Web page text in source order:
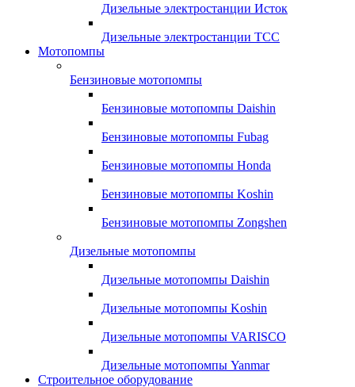
Дизельные электростанции Исток
Дизельные электростанции ТСС
Мотопомпы
Бензиновые мотопомпы
Бензиновые мотопомпы Daishin
Бензиновые мотопомпы Fubag
Бензиновые мотопомпы Honda
Бензиновые мотопомпы Koshin
Бензиновые мотопомпы Zongshen
Дизельные мотопомпы
Дизельные мотопомпы Daishin
Дизельные мотопомпы Koshin
Дизельные мотопомпы VARISCO
Дизельные мотопомпы Yanmar
Строительное оборудование